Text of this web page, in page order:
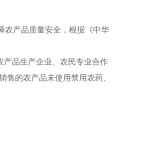
农产品质量安全，根据《中华
产品生产企业、农民专业合作
的农产品未使用禁用农药、